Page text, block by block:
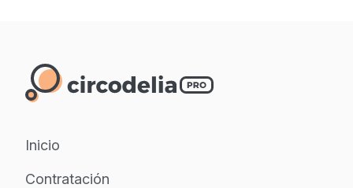
Inicio
Contratación